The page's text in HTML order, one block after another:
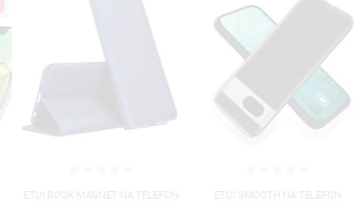
ETUI BOOK MAGNET NA TELEFON
ETUI SMOOTH NA TELEFON